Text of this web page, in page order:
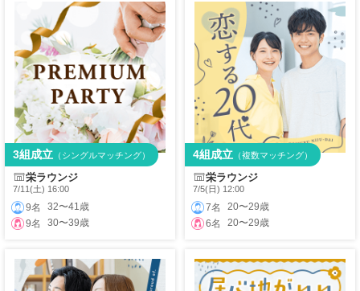
栄ラウンジ
7/11(土) 16:00
9名
32〜41歳
9名
30〜39歳
3組成立 （シングルマッチング）
栄ラウンジ
7/5(日) 12:00
7名
20〜29歳
6名
20〜29歳
4組成立 （複数マッチング）